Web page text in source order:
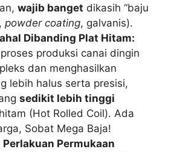
wajib banget dikasih “baju
powder coating, galvanis).
Dibanding Plat Hitam:
produksi canai dingin
dan menghasilkan
lebih halus serta presisi,
sedikit lebih tinggi
(Hot Rolled Coil). Ada
Sobat Mega Baja!
Permukaan